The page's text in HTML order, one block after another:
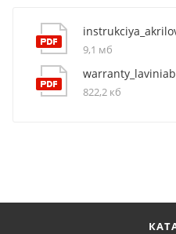
9,1 мб
822,2 кб